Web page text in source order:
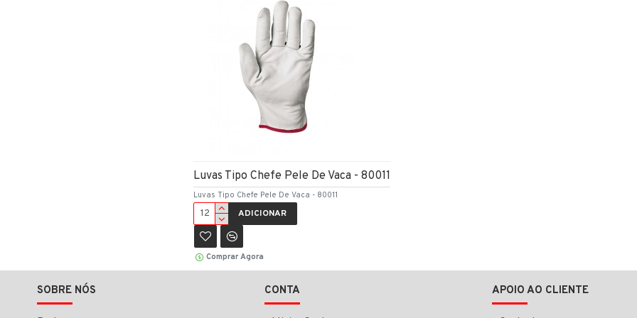
Luvas Tipo Chefe Pele De Vaca - 80011
Luvas Tipo Chefe Pele De Vaca - 80011
ADICIONAR
Comprar Agora
SOBRE NÓS CONTA APOIO AO CLIENTE